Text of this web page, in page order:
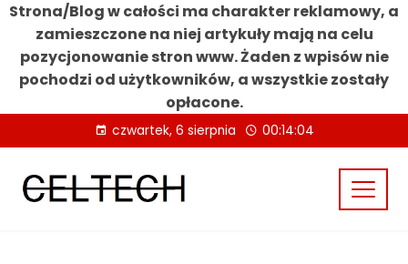
Strona/Blog w całości ma charakter reklamowy, a
zamieszczone na niej artykuły mają na celu
pozycjonowanie stron www. Żaden z wpisów nie
pochodzi od użytkowników, a wszystkie zostały
opłacone.
to
content
czwartek, 6 sierpnia 00:14:06